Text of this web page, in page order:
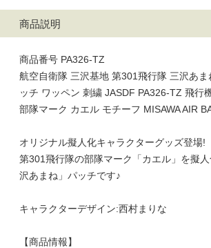
商品説明
商品番号 PA326-TZ
航空自衛隊 三沢基地 第301飛行隊 三沢あ
ッチ ワッペン 刺繍 JASDF PA326-TZ 飛行
部隊マーク カエル モチーフ MISAWA AIR
オリジナル擬人化キャラクターグッズ登場!
第301飛行隊の部隊マーク「カエル」を擬
沢あまね」パッチです♪
キャラクターデザイン:西村まりな
【商品情報】